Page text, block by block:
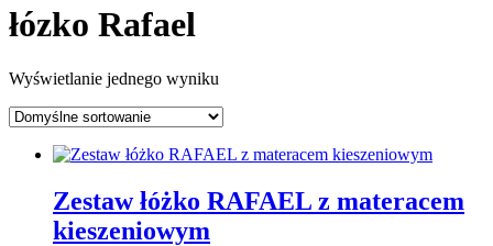
łózko Rafael
Wyświetlanie jednego wyniku
Zestaw łóżko RAFAEL z materacem
kieszeniowym